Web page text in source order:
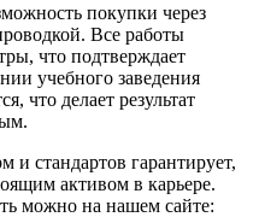
покупки через
Все работы
что подтверждает
учебного заведения
что делает результат
и стандартов гарантирует,
активом в карьере.
можно на нашем сайте: